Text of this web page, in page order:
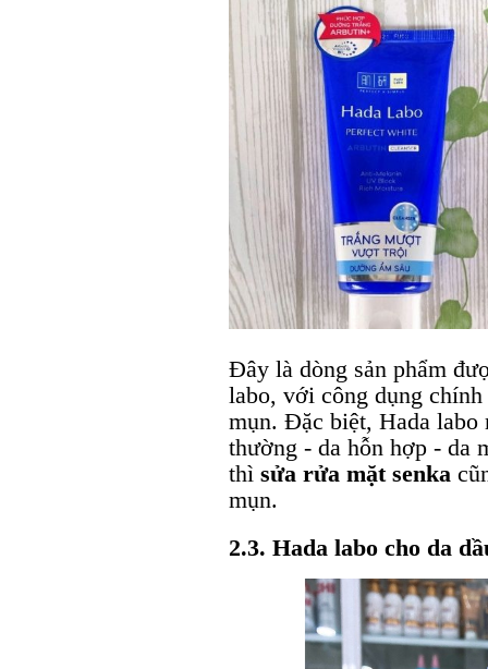
Đây là dòng sản phẩm
labo, với công dụng
mụn. Đặc biệt, Hada labo
thường - da hỗn hợp - da
thì sửa rửa mặt senka
mụn.
2.3. Hada labo cho da